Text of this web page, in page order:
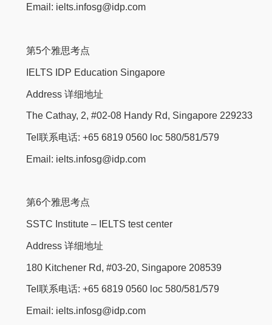
Email: ielts.infosg@idp.com
第5个雅思考点
IELTS IDP Education Singapore
Address 详细地址
The Cathay, 2, #02-08 Handy Rd, Singapore 229233
Tel联系电话: +65 6819 0560 loc 580/581/579
Email: ielts.infosg@idp.com
第6个雅思考点
SSTC Institute – IELTS test center
Address 详细地址
180 Kitchener Rd, #03-20, Singapore 208539
Tel联系电话: +65 6819 0560 loc 580/581/579
Email: ielts.infosg@idp.com